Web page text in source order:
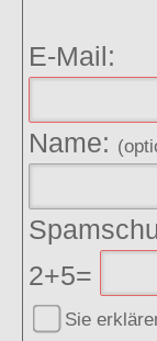
E-Mail:
Name:
2+5=
Sie